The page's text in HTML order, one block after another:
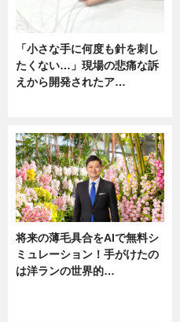
「小さな手に何度も針を刺し
たくない…」現場の悲痛な訴
えから開発されたア…
将来の薄毛具合をAIで無料シ
ミュレーション！手がけたの
は洋ランの世界的…